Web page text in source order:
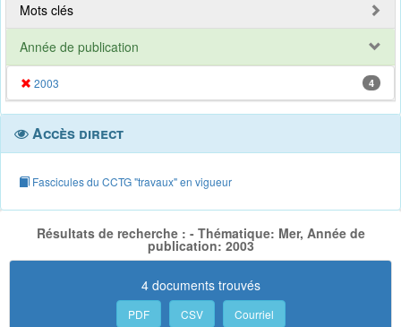
Mots clés
Année de publication
2003 4
Accès direct
Fascicules du CCTG "travaux" en vigueur
Résultats de recherche : - Thématique: Mer, Année de
publication: 2003
4 documents trouvés
PDF CSV Courriel